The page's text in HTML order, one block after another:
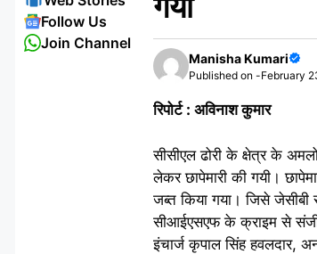
Manisha Kumari
Published on -February
रिपोर्ट : अविनाश कुमार
सीसीएल ढोरी के क्षेत्र के
लेकर छापेमारी की गयी।
जब्त किया गया। जिसे जेसीबी
सीआईएसएफ के क्राइम से
इंचार्ज कृपाल सिंह हवलदार,
Follow Us
Join Channel